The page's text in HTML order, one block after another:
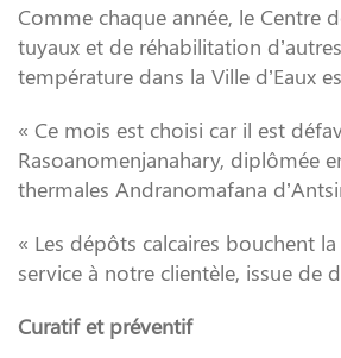
Comme chaque année, le Centre
tuyaux et de réhabilitation
température dans la Ville d’Eaux
« Ce mois est choisi car il est
Rasoanomenjanahary, diplômée
thermales Andranomafana
« Les dépôts calcaires bouchent
service à notre clientèle, issue de
Curatif et préventif